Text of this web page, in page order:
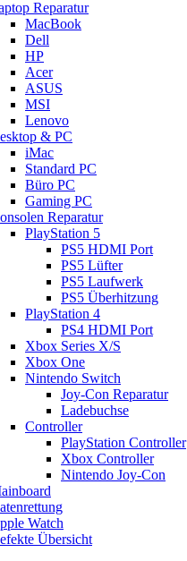
Reparatur
MacBook
Dell
HP
Acer
ASUS
MSI
Lenovo
& PC
iMac
Standard PC
Büro PC
Gaming PC
Reparatur
PlayStation 5
PS5 HDMI Port
PS5 Lüfter
PS5 Laufwerk
PS5 Überhitzung
PlayStation 4
PS4 HDMI Port
Xbox Series X/S
Xbox One
Nintendo Switch
Joy-Con Reparatur
Ladebuchse
Controller
PlayStation Controller
Xbox Controller
Nintendo Joy-Con
Watch
Übersicht